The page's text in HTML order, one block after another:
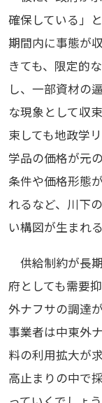
確保している」
期間内に事態が
きても、限定的
し、一部資材の
な現象として収
束しても地政学
学品の価格が元
条件や価格形態
れるなど、川下
い構図が生まれ
供給制約が長
府としても需要
外ナフサの調達
事業者は中東外
料の利用拡大が
高止まりの中で